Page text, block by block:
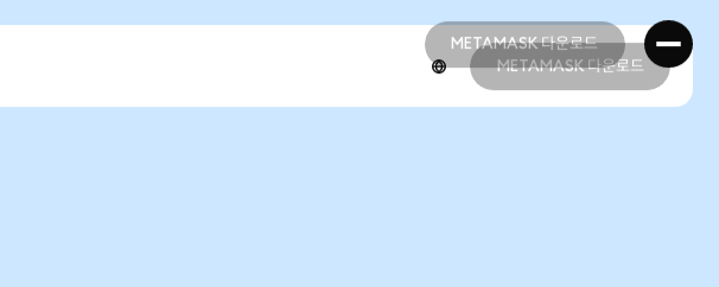
METAMASK 다운로드
METAMASK 다운로드
METAMASK 다운로드